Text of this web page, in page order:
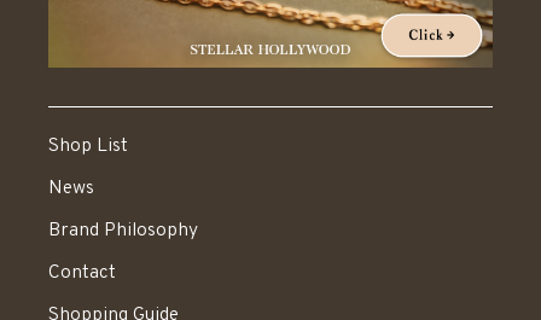
Shop List
News
Brand Philosophy
Contact
Shopping Guide